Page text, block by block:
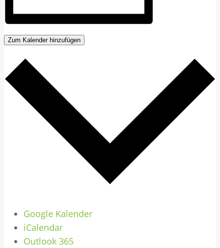
Zum Kalender hinzufügen
Google Kalender
iCalendar
Outlook 365